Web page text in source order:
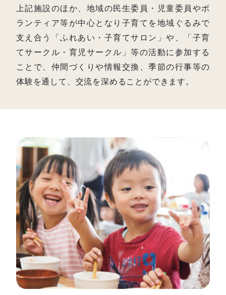
上記施設のほか、地域の民生委員・児童委員やボ
ランティア等が中心となり子育てを地域ぐるみで
支え合う「ふれあい・子育てサロン」や、「子育
てサークル・育児サークル」等の活動に参加する
ことで、仲間づくりや情報交換、季節の行事等の
体験を通して、交流を深めることができます。